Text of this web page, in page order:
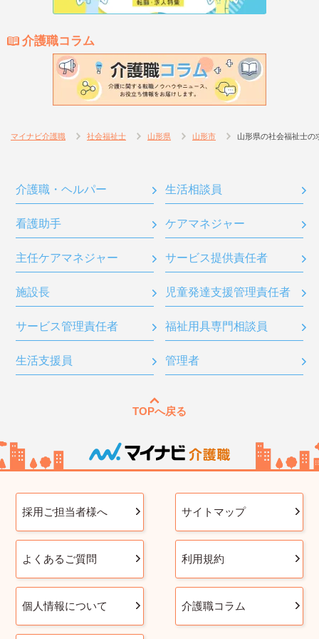
介護職コラム
マイナビ介護職 社会福祉士 山形県 山形市 山形県の社会福祉士の
介護職・ヘルパー 生活相談員
看護助手 ケアマネジャー
主任ケアマネジャー サービス提供責任者
施設長 児童発達支援管理責任者
サービス管理責任者 福祉用具専門相談員
生活支援員 管理者
TOPへ戻る
採用ご担当者様へ サイトマップ
よくあるご質問 利用規約
個人情報について 介護職コラム